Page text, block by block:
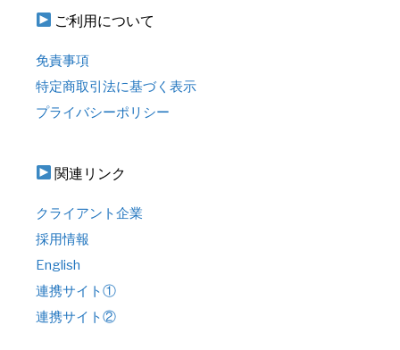
ご利用について
免責事項
特定商取引法に基づく表示
プライバシーポリシー
関連リンク
クライアント企業
採用情報
English
連携サイト①
連携サイト②